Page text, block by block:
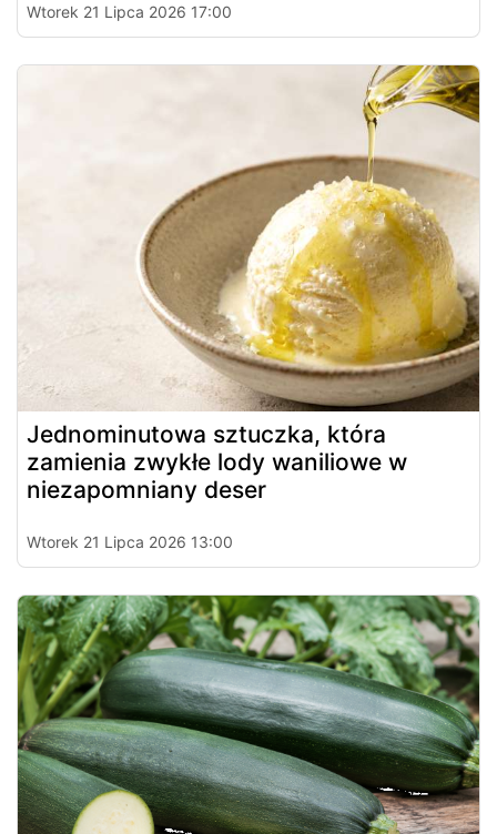
Wtorek 21 Lipca 2026 17:00
Jednominutowa sztuczka, która
zamienia zwykłe lody waniliowe w
niezapomniany deser
Wtorek 21 Lipca 2026 13:00